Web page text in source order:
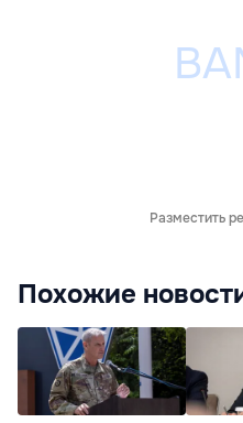
Разместить
Похожие